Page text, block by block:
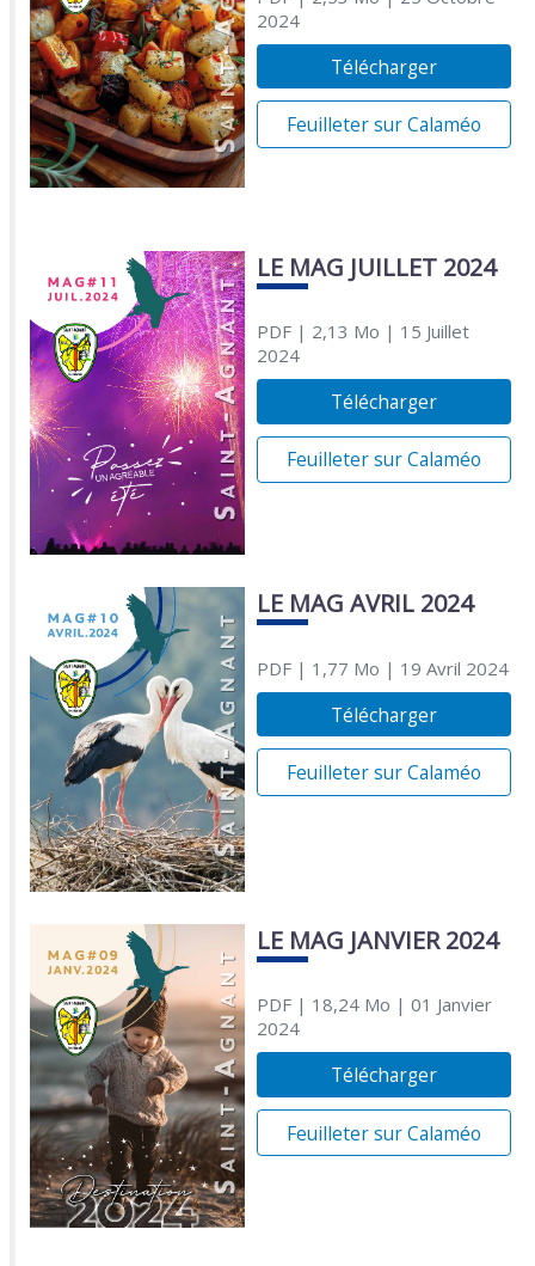
2024
Télécharger
Feuilleter sur Calaméo
LE MAG JUILLET 2024
PDF| 2,13 Mo | 15 Juillet
2024
Télécharger
Feuilleter sur Calaméo
LE MAG AVRIL 2024
PDF| 1,77 Mo | 19 Avril 2024
Télécharger
Feuilleter sur Calaméo
LE MAG JANVIER 2024
PDF| 18,24 Mo | 01 Janvier
2024
Télécharger
Feuilleter sur Calaméo